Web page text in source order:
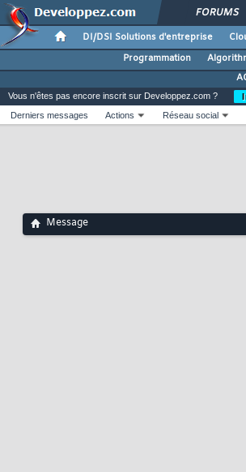
FORUMS
DI/DSI Solutions d'entreprise
Programmation
Vous n'êtes pas encore inscrit sur Developpez.com ?
Derniers messages
Actions Réseau social
Message